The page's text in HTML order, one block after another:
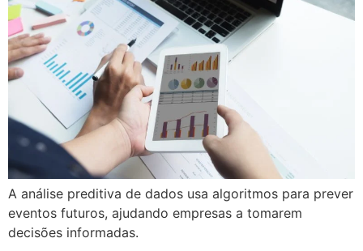
A análise preditiva de dados usa algoritmos para prever
eventos futuros, ajudando empresas a tomarem
decisões informadas.